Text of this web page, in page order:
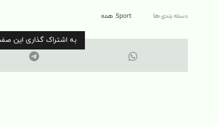
دسته بندی ها Sport
,همه